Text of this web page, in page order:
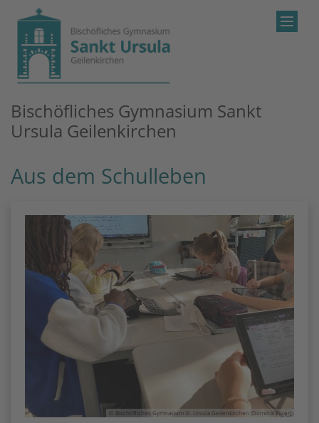
Zum Inhalt springen
Bischöfliches Gymnasium Sankt
Ursula Geilenkirchen
Aus dem Schulleben
© Bischöfliches Gymnasium St. Ursula Geilenkirchen (Dominik Esser)